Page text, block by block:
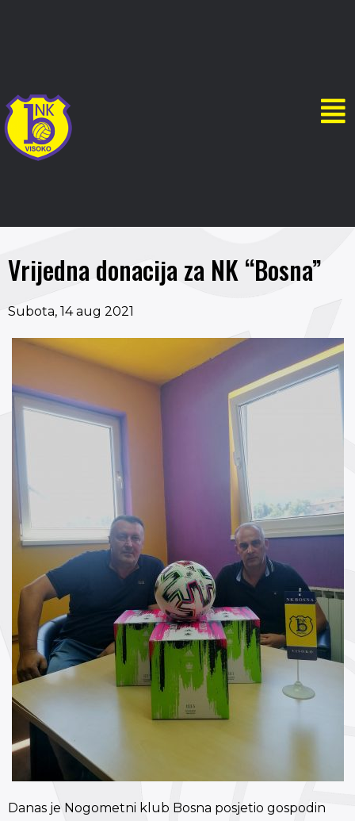
Vrijedna donacija za NK “Bosna”
Subota, 14 aug 2021
Danas je Nogometni klub Bosna posjetio gospodin